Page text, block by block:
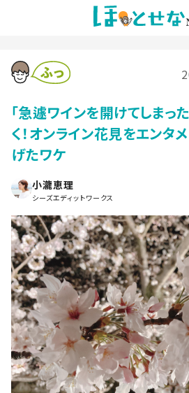
「急遽ワインを開けてしまっ
く！オンライン花見をエンタ
げたワケ
小瀧恵理
シーズエディットワークス